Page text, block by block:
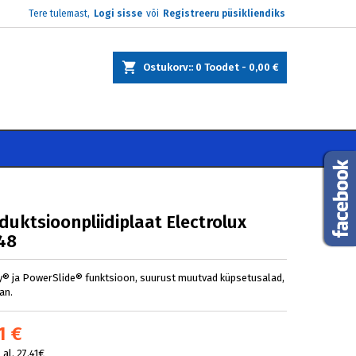
Tere tulemast, Logi sisse või Registreeru püsikliendiks
Ostukorv: 0 Toodet - 0,00 €
Electrolux
ja PowerSlide® funktsioon, suurust muutvad küpsetusalad,
€
27.41€